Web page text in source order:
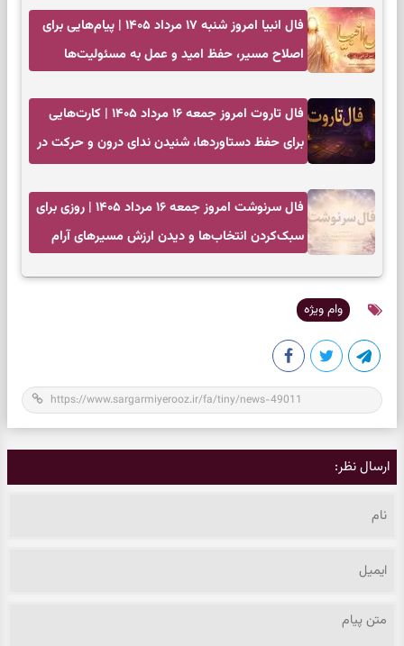
فال انبیا امروز شنبه ۱۷ مرداد ۱۴۰۵ | پیام‌هایی برای
اصلاح مسیر، حفظ امید و عمل به مسئولیت‌ها
فال تاروت امروز جمعه ۱۶ مرداد ۱۴۰۵ | کارت‌هایی
برای حفظ دستاوردها، شنیدن ندای درون و حرکت در
فال سرنوشت امروز جمعه ۱۶ مرداد ۱۴۰۵ | روزی برای
سبک‌کردن انتخاب‌ها و دیدن ارزش مسیرهای آرام
وام ویژه
ارسال نظر: